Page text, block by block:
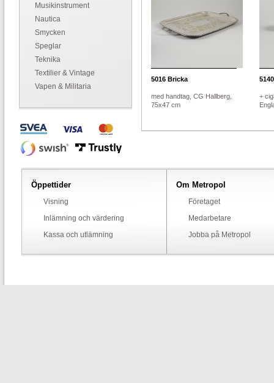
Musikinstrument
Nautica
Smycken
Speglar
Teknika
Textilier & Vintage
Vapen & Militaria
5016 Bricka
med handtag, CG Hallberg,
75x47 cm
5140
+
Öppettider
Visning
Inlämning och värdering
Kassa och utlämning
Om Metropol
Företaget
Medarbetare
Jobba på Metropol